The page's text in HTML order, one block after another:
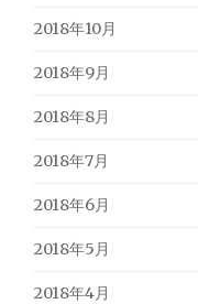
2018年10月
2018年9月
2018年8月
2018年7月
2018年6月
2018年5月
2018年4月